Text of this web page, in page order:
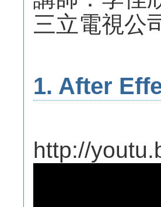
三立電視公
1. After
http://